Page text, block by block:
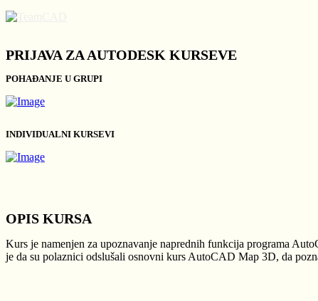
PRIJAVA ZA AUTODESK KURSEVE
POHAĐANJE U GRUPI
INDIVIDUALNI KURSEVI
OPIS KURSA
Kurs je namenjen za upoznavanje naprednih funkcija programa
je da su polaznici odslušali osnovni kurs AutoCAD Map 3D, da